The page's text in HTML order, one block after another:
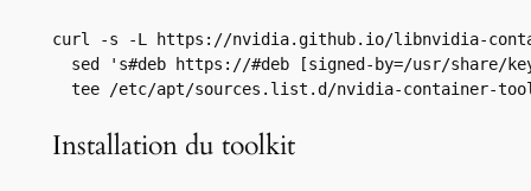
curl -s -L https://nvidia.github.io/libnvidia-
sed 's#deb https://#deb [signed-by=/usr/share/
tee /etc/apt/sources.list.d/nvidia-container-
Installation du toolkit